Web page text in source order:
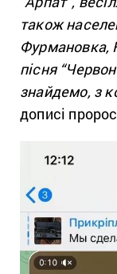
також
Фурмановка,
пісня
знайдемо, з
дописі